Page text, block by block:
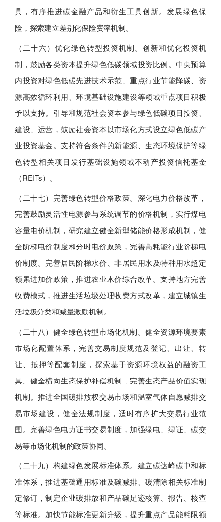
具，有序推进碳金融产品和衍生工具创新。发展绿色保
险，探索建立差别化保险费率机制。
（二十六）优化绿色转型投资机制。创新和优化投资机
制，鼓励各类资本提升绿色低碳领域投资比例。中央预算
内投资对绿色低碳先进技术示范、重点行业节能降碳、资
源高效循环利用、环境基础设施建设等领域重点项目积极
予以支持。引导和规范社会资本参与绿色低碳项目投资、
建设、运营，鼓励社会资本以市场化方式设立绿色低碳产
业投资基金。支持符合条件的新能源、生态环境保护等绿
色转型相关项目发行基础设施领域不动产投资信托基金
（REITs）。
（二十七）完善绿色转型价格政策。深化电力价格改革，
完善鼓励灵活性电源参与系统调节的价格机制，实行煤电
容量电价机制，研究建立健全新型储能价格形成机制，健
全阶梯电价制度和分时电价政策，完善高耗能行业阶梯电
价制度。完善居民阶梯水价、非居民用水及特种用水超定
额累进加价政策，推进农业水价综合改革。支持地方完善
收费模式，推进生活垃圾处理收费方式改革，建立城镇生
活垃圾分类和减量激励机制。
（二十八）健全绿色转型市场化机制。健全资源环境要素
市场化配置体系，完善交易制度规范及登记、出让、转
让、抵押等配套制度，探索基于资源环境权益的融资工
具。健全横向生态保护补偿机制，完善生态产品价值实现
机制。推进全国碳排放权交易市场和温室气体自愿减排交
易市场建设，健全法规制度，适时有序扩大交易行业范
围。完善绿色电力证书交易制度，加强绿电、绿证、碳交
易等市场化机制的政策协同。
（二十九）构建绿色发展标准体系。建立碳达峰碳中和标
准体系，推进基础通用标准及碳减排、碳清除相关标准制
定修订，制定企业碳排放和产品碳足迹核算、报告、核查
等标准。加快节能标准更新升级，提升重点产品能耗限额